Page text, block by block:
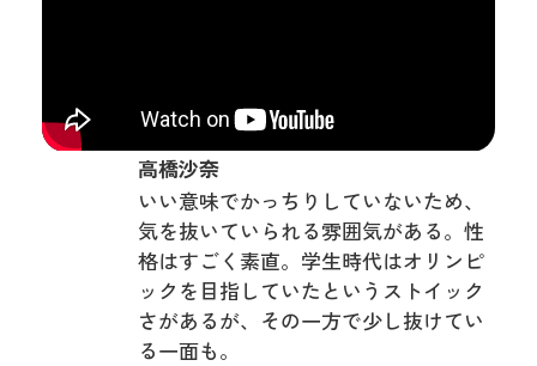
高橋沙奈
いい意味でかっちりしていないため、
気を抜いていられる雰囲気がある。性
格はすごく素直。学生時代はオリンピ
ックを目指していたというストイック
さがあるが、その一方で少し抜けてい
る一面も。